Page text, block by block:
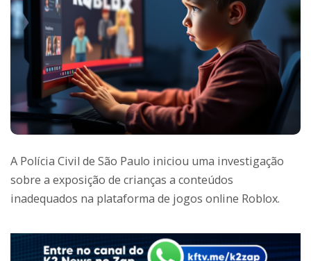
A Polícia Civil de São Paulo iniciou uma investigação
sobre a exposição de crianças a conteúdos
inadequados na plataforma de jogos online Roblox.